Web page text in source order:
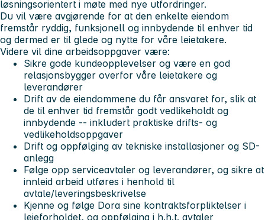
løsningsorientert i møte med nye utfordringer.
Du vil være avgjørende for at den enkelte eiendom
fremstår ryddig, funksjonell og innbydende til enhver tid
og dermed er til glede og nytte for våre leietakere.
Videre vil dine arbeidsoppgaver være:
Sikre gode kundeopplevelser og være en god
relasjonsbygger overfor våre leietakere og
leverandører
Drift av de eiendommene du får ansvaret for, slik at
de til enhver tid fremstår godt vedlikeholdt og
innbydende -- inkludert praktiske drifts- og
vedlikeholdsoppgaver
Drift og oppfølging av tekniske installasjoner og SD-
anlegg
Følge opp serviceavtaler og leverandører, og sikre at
innleid arbeid utføres i henhold til
avtale/leveringsbeskrivelse
Kjenne og følge Dora sine kontraktsforpliktelser i
leieforholdet, og oppfølging i h.h.t. avtaler